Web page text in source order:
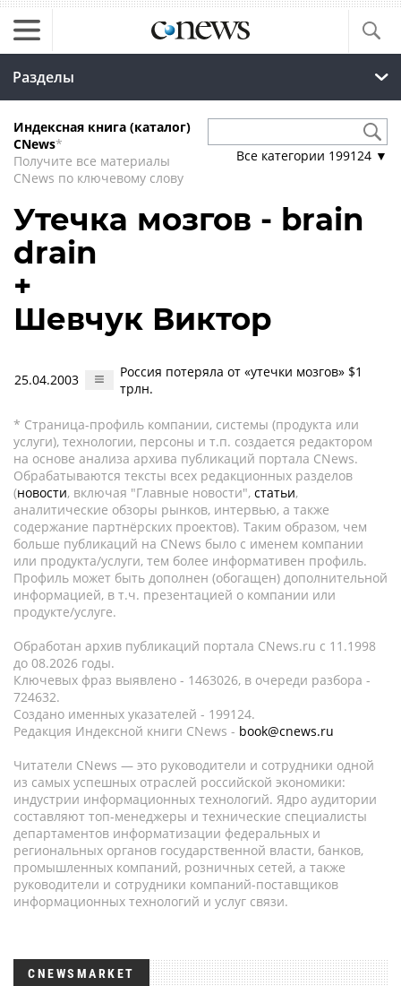
Разделы
Индексная книга (каталог)
CNews*
Получите все материалы
CNews по ключевому слову
Все категории 199124 ▼
Утечка мозгов - brain
drain
+
Шевчук Виктор
25.04.2003
Россия потеряла от «утечки мозгов» $1
трлн.
* Страница-профиль компании, системы (продукта или
услуги), технологии, персоны и т.п. создается редактором
на основе анализа архива публикаций портала CNews.
Обрабатываются тексты всех редакционных разделов
(новости, включая "Главные новости", статьи,
аналитические обзоры рынков, интервью, а также
содержание партнёрских проектов). Таким образом, чем
больше публикаций на CNews было с именем компании
или продукта/услуги, тем более информативен профиль.
Профиль может быть дополнен (обогащен) дополнительной
информацией, в т.ч. презентацией о компании или
продукте/услуге.
Обработан архив публикаций портала CNews.ru c 11.1998
до 08.2026 годы.
Ключевых фраз выявлено - 1463026, в очереди разбора -
724632.
Создано именных указателей - 199124.
Редакция Индексной книги CNews - book@cnews.ru
Читатели CNews — это руководители и сотрудники одной
из самых успешных отраслей российской экономики:
индустрии информационных технологий. Ядро аудитории
составляют топ-менеджеры и технические специалисты
департаментов информатизации федеральных и
региональных органов государственной власти, банков,
промышленных компаний, розничных сетей, а также
руководители и сотрудники компаний-поставщиков
информационных технологий и услуг связи.
CNEWSMARKET